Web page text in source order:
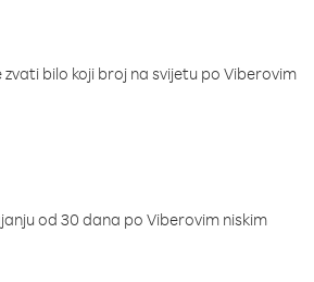
bilo koji broj na svijetu po Viberovim
od 30 dana po Viberovim niskim